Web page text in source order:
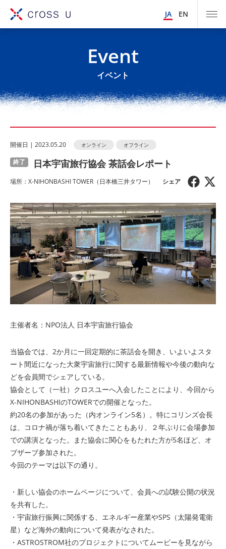
JA EN
Event
イベント
開催⽇ | 2023.05.20 オンライン オフライン
終了 日本宇宙旅行協会 茶話会レポート
場所：X-NIHONBASHI TOWER（日本橋三井タワー）
主催者名：NPO法人 日本宇宙旅行協会
当協会では、2か月に一回定期的に茶話会を開き、いよいよスタ
ート間近になった大衆宇宙旅行に関する最新情報や今後の動向な
どを会員間でシェアしている。
協会として（一社）クロスユーへ入会したことにより、今回から
X-NIHONBASHIのTOWERでの開催となった。
約20名の参加があった（内オンライン5名）。特にコリンズ会長
は、コロナ禍が落ち着いてきたこともあり、２年ぶりに会場参加
での講演となった。また協会に関心をもたれた方が5名ほど、オ
ブザーブ参加された。
今回のテーマは以下の通り。
・新しい協会のホームページについて、会員への試験公開の状況
を共有した。
・宇宙旅行振興に関係する、エネルギー産業やSPS（太陽発電衛
星）など海外の動向について発表がなされた。
・ASTROSTROM社のプロジェクトについてムービーを見ながら